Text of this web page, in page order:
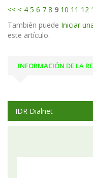
<< < 4 5 6 7 8 9 10 11 12
También puede Iniciar
este artículo.
INFORMACIÓN DE LA
IDR Dialnet